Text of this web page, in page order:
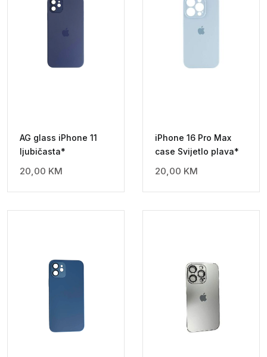
AG glass iPhone 11
ljubičasta*
20,00 KM
iPhone 16 Pro Max
case Svijetlo plava*
20,00 KM